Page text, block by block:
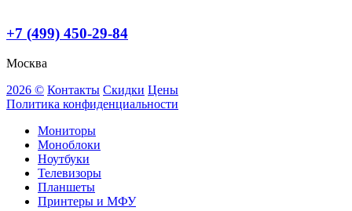
+7 (499) 450-29-84
Москва
2026 © Контакты Скидки Цены
Политика конфиденциальности
Мониторы
Моноблоки
Ноутбуки
Телевизоры
Планшеты
Принтеры и МФУ